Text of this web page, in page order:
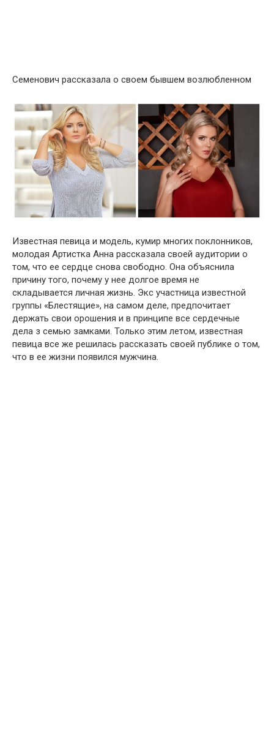
Семенович рассказала о своем бывшем возлюбленном
Известная певица и модель, кумир многих поклонников,
молодая Артистка Анна рассказала своей аудитории о
том, что ее сердце снова свободно. Она объяснила
причину того, почему у нее долгое время не
складывается личная жизнь. Экс участница известной
группы «Блестящие», на самом деле, предпочитает
держать свои орошения и в принципе все сердечные
дела з семью замками. Только этим летом, известная
певица все же решилась рассказать своей публике о том,
что в ее жизни появился мужчина.